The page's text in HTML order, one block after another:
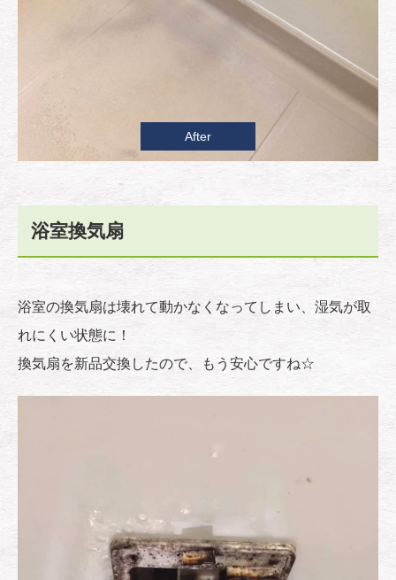
After
浴室換気扇
浴室の換気扇は壊れて動かなくなってしまい、湿気が取
れにくい状態に！
換気扇を新品交換したので、もう安心ですね☆